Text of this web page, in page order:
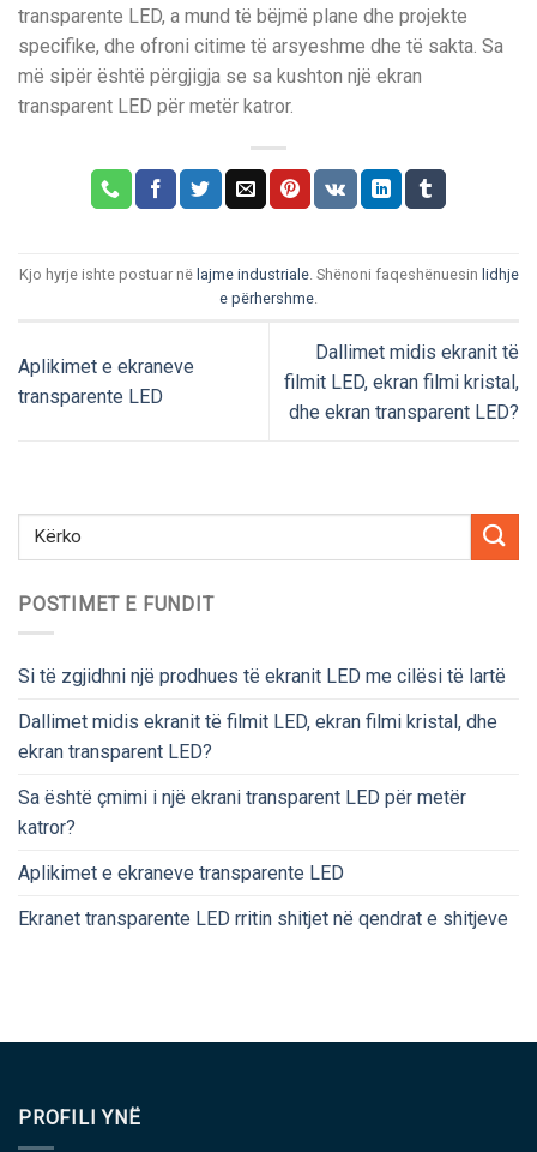
transparente LED, a mund të bëjmë plane dhe projekte
specifike, dhe ofroni citime të arsyeshme dhe të sakta. Sa
më sipër është përgjigja se sa kushton një ekran
transparent LED për metër katror.
Kjo hyrje ishte postuar në lajme industriale. Shënoni faqeshënuesin lidhje
e përhershme
Aplikimet e ekraneve
transparente LED
Dallimet midis ekranit të
filmit LED, ekran filmi kristal,
dhe ekran transparent LED?
POSTIMET E FUNDIT
Si të zgjidhni një prodhues të ekranit LED me cilësi të lartë
Dallimet midis ekranit të filmit LED, ekran filmi kristal, dhe
ekran transparent LED?
Sa është çmimi i një ekrani transparent LED për metër
katror?
Aplikimet e ekraneve transparente LED
Ekranet transparente LED rritin shitjet në qendrat e shitjeve
PROFILI YNË